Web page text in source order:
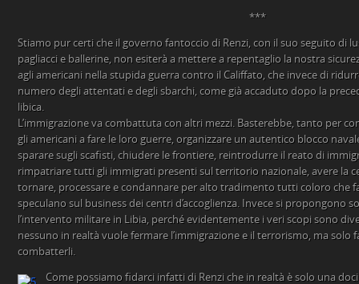
***
Stiamo pur certi che il governo fantoccio di Renzi, con il suo seguito di
pagliacci e ballerine, non esiterà a mettere a repentaglio la nostra
agli americani nella stupida guerra contro il Califfato, che invece di
numero degli attentati e degli sbarchi, come già accaduto dopo la
libica.
L’immigrazione va combattuta con altri mezzi. Basterebbe, tanto per
gli americani a fare le loro guerre, organizzare un autentico blocco
sparare sugli scafisti, chiudere le frontiere, reintrodurre il reato di
rimpatriare tutti gli immigrati presenti sul territorio nazionale, avere la
tornare, processare e condannare per alto tradimento tutti coloro che
speculano sul business dei centri d’accoglienza. Invece si propongono
l’intervento militare in Libia, perché evidentemente i veri scopi sono
nessuno in realtà vuole fermare l’immigrazione e il terrorismo, ma
combatterli.
Come possiamo fidarci infatti di Renzi che in realtà è solo una